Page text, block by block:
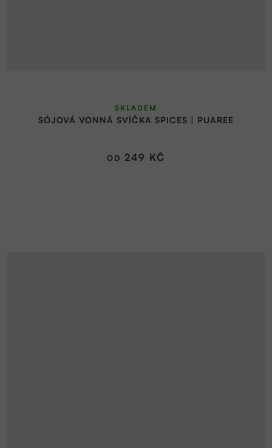
SÓJOVÁ VONNÁ SVÍČKA SPICES | PUAREE
SKLADEM
OD 249 KČ